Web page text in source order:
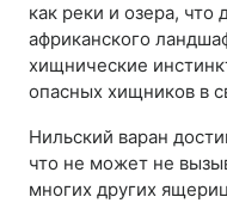
как реки и озера, что
африканского
хищнические
опасных хищников в
Нильский варан
что не может не
многих других